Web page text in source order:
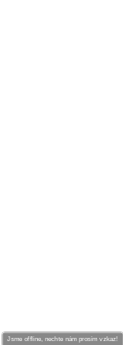
Jsme offline, nechte nám prosím vzkaz!